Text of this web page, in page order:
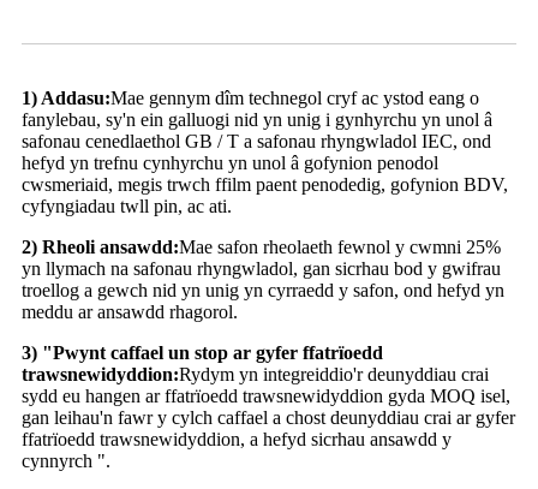
1) Addasu:Mae gennym dîm technegol cryf ac ystod eang o
fanylebau, sy'n ein galluogi nid yn unig i gynhyrchu yn unol â
safonau cenedlaethol GB / T a safonau rhyngwladol IEC, ond
hefyd yn trefnu cynhyrchu yn unol â gofynion penodol
cwsmeriaid, megis trwch ffilm paent penodedig, gofynion BDV,
cyfyngiadau twll pin, ac ati.
2) Rheoli ansawdd:Mae safon rheolaeth fewnol y cwmni 25%
yn llymach na safonau rhyngwladol, gan sicrhau bod y gwifrau
troellog a gewch nid yn unig yn cyrraedd y safon, ond hefyd yn
meddu ar ansawdd rhagorol.
3) "Pwynt caffael un stop ar gyfer ffatrïoedd
trawsnewidyddion:Rydym yn integreiddio'r deunyddiau crai
sydd eu hangen ar ffatrïoedd trawsnewidyddion gyda MOQ isel,
gan leihau'n fawr y cylch caffael a chost deunyddiau crai ar gyfer
ffatrïoedd trawsnewidyddion, a hefyd sicrhau ansawdd y
cynnyrch ".